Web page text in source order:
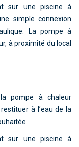
L’EAU
sur une piscine à
simple connexion
La pompe à
à proximité du local
pompe à chaleur
à l’eau de la
sur une piscine à